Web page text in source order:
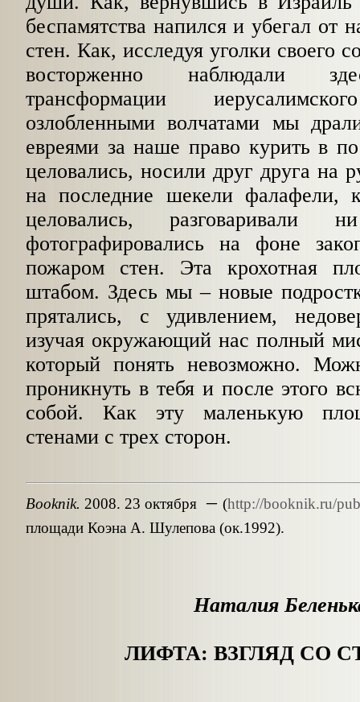
беспамятства напился и убегал от
стен. Как, исследуя уголки своего
восторженно наблюдали
трансформации
озлобленными волчатами мы
евреями за наше право курить в
целовались, носили друг друга на
на последние шекели фалафели,
целовались,
фотографировались на фоне
пожаром стен. Эта крохотная
штабом. Здесь мы – новые
прятались, с удивлением,
изучая окружающий нас полный
который понять невозможно.
проникнуть в тебя и после этого
собой. Как эту маленькую
стенами с трех сторон.
Booknik. 2008. 23 октября – (http://booknik.ru/
площади Коэна А. Шулепова (ок.1992).
Наталия
ЛИФТА: ВЗГЛЯД СО